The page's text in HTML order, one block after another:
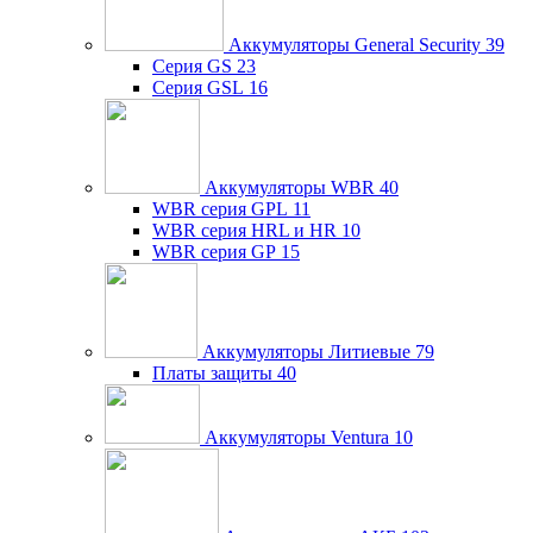
Аккумуляторы General Security 39
Серия GS 23
Серия GSL 16
Аккумуляторы WBR 40
WBR серия GPL 11
WBR серия HRL и HR 10
WBR серия GP 15
Аккумуляторы Литиевые 79
Платы защиты 40
Аккумуляторы Ventura 10